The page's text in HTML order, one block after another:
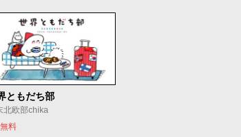
ともだち部
北欧部chika
料